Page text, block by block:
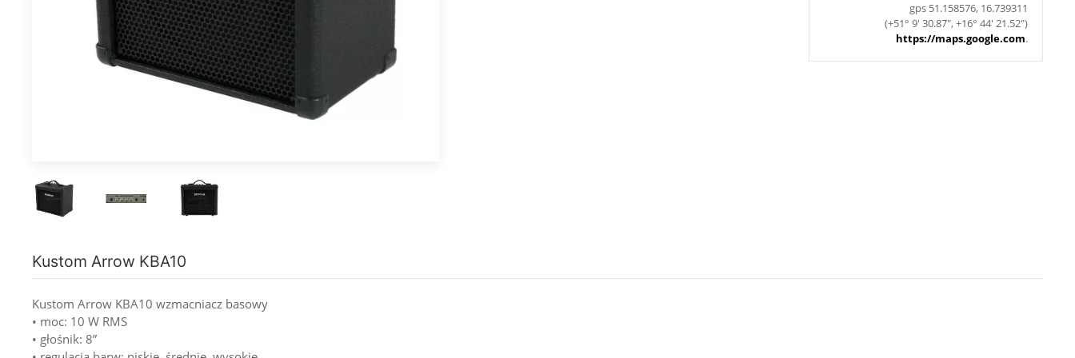
gps 51.158576, 16.739311
(+51° 9' 30.87", +16° 44' 21.52")
https://maps.google.com.
Kustom Arrow KBA10
Kustom Arrow KBA10 wzmacniacz basowy
• moc: 10 W RMS
• głośnik: 8”